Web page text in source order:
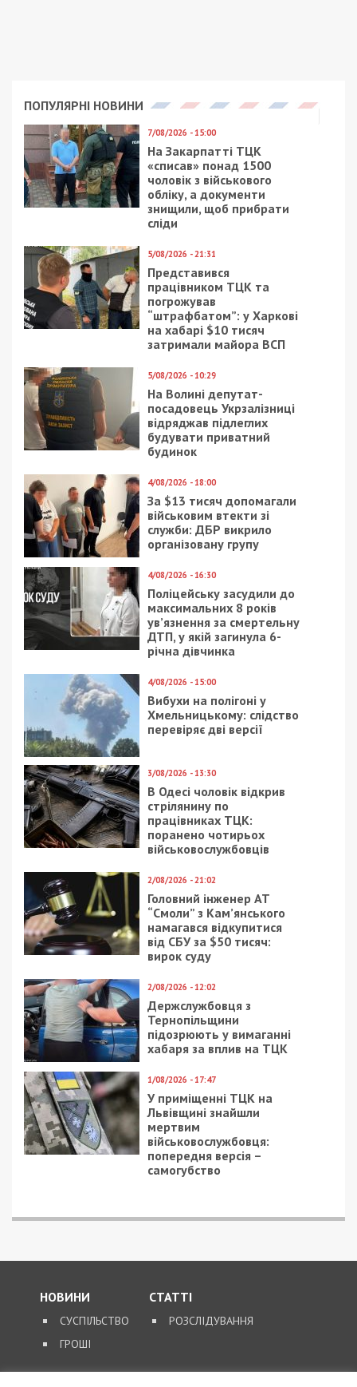
ПОПУЛЯРНІ НОВИНИ
7/08/2026 - 15:00
На Закарпатті ТЦК
«списав» понад 1500
чоловік з військового
обліку, а документи
знищили, щоб прибрати
сліди
5/08/2026 - 21:31
Представився
працівником ТЦК та
погрожував
“штрафбатом”: у Харкові
на хабарі $10 тисяч
затримали майора ВСП
5/08/2026 - 10:29
На Волині депутат-
посадовець Укрзалізниці
відряджав підлеглих
будувати приватний
будинок
4/08/2026 - 18:00
За $13 тисяч допомагали
військовим втекти зі
служби: ДБР викрило
організовану групу
4/08/2026 - 16:30
Поліцейську засудили до
максимальних 8 років
ув’язнення за смертельну
ДТП, у якій загинула 6-
річна дівчинка
4/08/2026 - 15:00
Вибухи на полігоні у
Хмельницькому: слідство
перевіряє дві версії
3/08/2026 - 13:30
В Одесі чоловік відкрив
стрілянину по
працівниках ТЦК:
поранено чотирьох
військовослужбовців
2/08/2026 - 21:02
Головний інженер АТ
“Смоли” з Кам’янського
намагався відкупитися
від СБУ за $50 тисяч:
вирок суду
2/08/2026 - 12:02
Держслужбовця з
Тернопільщини
підозрюють у вимаганні
хабаря за вплив на ТЦК
1/08/2026 - 17:47
У приміщенні ТЦК на
Львівщині знайшли
мертвим
військовослужбовця:
попередня версія –
самогубство
НОВИНИ
СУСПІЛЬСТВО
ГРОШІ
СТАТТІ
РОЗСЛІДУВАННЯ